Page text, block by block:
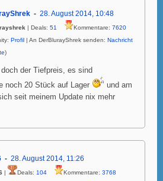
28. August 2014, 10:48
| Deals: 51 Kommentare: 7620
Profil | An DerBlurayShrek senden: Nachricht
)
der Tiefpreis, es sind
noch 20 Stück auf Lager
und am
seit meinem Update nix mehr
28. August 2014, 11:26
| Deals: 104 Kommentare: 3768